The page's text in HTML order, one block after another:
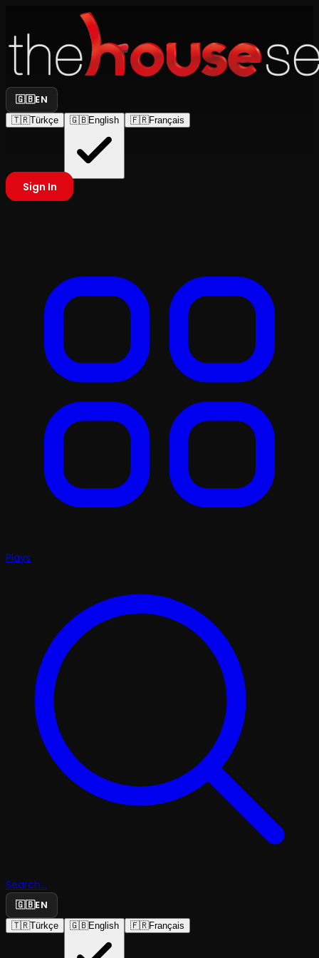
🇬🇧EN
🇹🇷Türkçe 🇬🇧English 🇫🇷Français
Sign In
Plays
Search...
🇬🇧EN
🇹🇷Türkçe 🇬🇧English 🇫🇷Français